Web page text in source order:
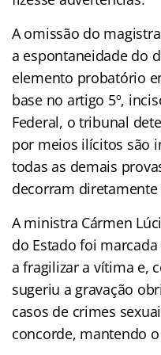
A omissão do
a espontaneidade do
elemento probatório
base no artigo 5º,
Federal, o tribunal
por meios ilícitos são
todas as demais
decorram
A ministra Cármen
do Estado foi
a fragilizar a vítima e,
sugeriu a gravação
casos de crimes
concorde, mantendo